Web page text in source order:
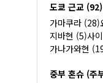
도쿄 근교 (92)
가마쿠라 (28)
지바현 (5)사
가나가와현
중부 혼슈 (주